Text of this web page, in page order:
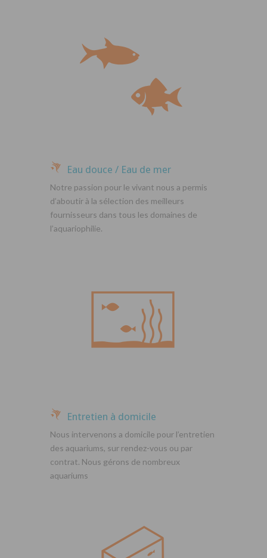
Eau douce / Eau de mer
Notre passion pour le vivant nous a permis
d’aboutir à la sélection des meilleurs
fournisseurs dans tous les domaines de
l’aquariophilie.
Entretien à domicile
Nous intervenons a domicile pour l’entretien
des aquariums, sur rendez-vous ou par
contrat. Nous gérons de nombreux
aquariums